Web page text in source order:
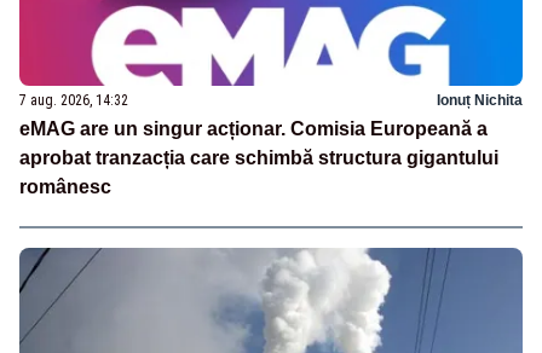
7 aug. 2026, 14:32 Ionuț Nichita
eMAG are un singur acționar. Comisia Europeană a
aprobat tranzacția care schimbă structura gigantului
românesc